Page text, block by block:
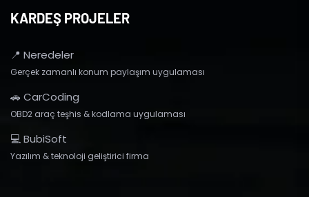
KARDEŞ PROJELER
📍 Neredeler
Gerçek zamanlı konum paylaşım uygulaması
🚗 CarCoding
OBD2 araç teşhis & kodlama uygulaması
💻 BubiSoft
Yazılım & teknoloji geliştirici firma